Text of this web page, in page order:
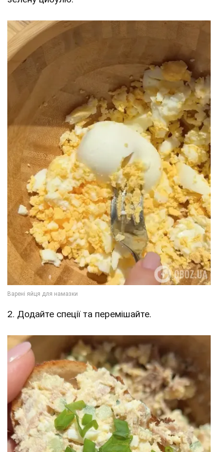
2. Додайте спеції та перемішайте.